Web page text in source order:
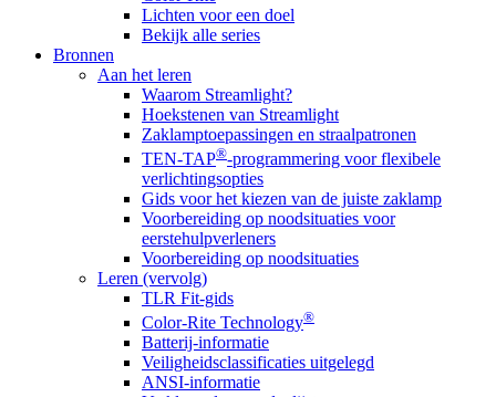
Lichten voor een doel
Bekijk alle series
Bronnen
Aan het leren
Waarom Streamlight?
Hoekstenen van Streamlight
Zaklamptoepassingen en straalpatronen
TEN-TAP®-programmering voor flexibele
verlichtingsopties
Gids voor het kiezen van de juiste zaklamp
Voorbereiding op noodsituaties voor
eerstehulpverleners
Voorbereiding op noodsituaties
Leren (vervolg)
TLR Fit-gids
Color-Rite Technology®
Batterij-informatie
Veiligheidsclassificaties uitgelegd
ANSI-informatie